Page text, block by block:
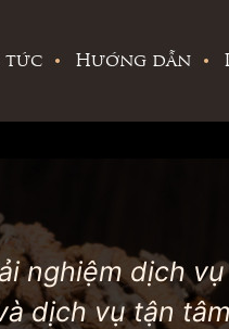
tức Hướng dẫn
nghiệm dịch
dịch vụ tận